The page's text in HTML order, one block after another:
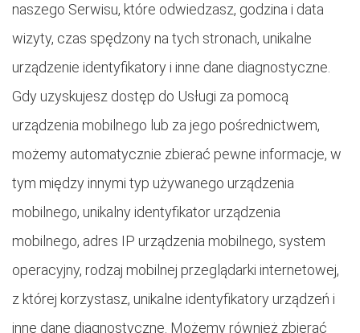
naszego Serwisu, które odwiedzasz, godzina i data
wizyty, czas spędzony na tych stronach, unikalne
urządzenie identyfikatory i inne dane diagnostyczne.
Gdy uzyskujesz dostęp do Usługi za pomocą
urządzenia mobilnego lub za jego pośrednictwem,
możemy automatycznie zbierać pewne informacje, w
tym między innymi typ używanego urządzenia
mobilnego, unikalny identyfikator urządzenia
mobilnego, adres IP urządzenia mobilnego, system
operacyjny, rodzaj mobilnej przeglądarki internetowej,
z której korzystasz, unikalne identyfikatory urządzeń i
inne dane diagnostyczne. Możemy również zbierać